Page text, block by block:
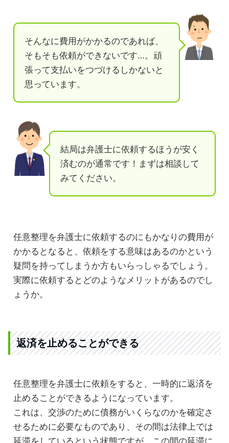
そんなに費用がかかるのであれば、
そもそも依頼ができないです…。頑
張って支払いをつづけるしかないと
思っています。
結局は弁護士に依頼するほうが安く
済むのが通常です！まずは相談して
みてください。
任意整理を弁護士に依頼するのにもかなりの費用が
かかるとなると、依頼をする意味はあるのかという
疑問を持ってしまうか方もいらっしゃるでしょう。
実際に依頼するとどのようなメリットがあるのでし
ょうか。
返済を止めることができる
任意整理を弁護士に依頼をすると、一時的に返済を
止めることができるようになっています。
これは、交渉のために債務がいくらなのかを確定さ
せるために必要なものであり、その間は法律上では
延滞をしているという状態ですが、この間の延滞に